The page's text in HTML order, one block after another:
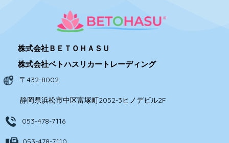
株式会社ＢＥＴＯＨＡＳＵ
株式会社ベトハスリカートレーディング
〒432-8002
静岡県浜松市中区富塚町2052-3ヒノデビル2F
053-478-7116